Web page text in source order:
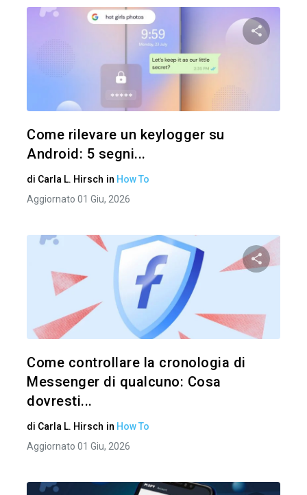
Come rilevare un keylogger su
Android: 5 segni...
di Carla L. Hirsch in How To
Aggiornato 01 Giu, 2026
Come controllare la cronologia di
Messenger di qualcuno: Cosa
dovresti...
di Carla L. Hirsch in How To
Aggiornato 01 Giu, 2026